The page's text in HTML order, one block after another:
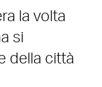
la volta
si
della città